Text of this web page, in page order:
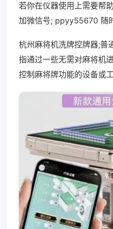
若你在仪器使用上需要帮
加微信号; ppyy55670 随
杭州麻将机洗牌控牌器;普
指通过一些无需对麻将机
控制麻将牌功能的设备或工